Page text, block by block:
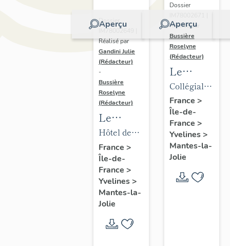
Aperçu
Dossier
IM78002649 |
Réalisé par
Gandini Julie
(Rédacteur)
-
Bussière
Roselyne
(Rédacteur)
Le
mobilier
de l'hôtel
de ville
Hôtel de
ville
France >
Île-de-
France >
Yvelines>
Mantes-la-
Jolie
Aperçu
Dossier
Réalisé par
Bussière
Roselyne
(Rédacteur)
Le
mobilier
de la
collégiale
Collégiale
Notre-
Dame
France >
Île-de-
France >
Yvelines>
Mantes-la-
Jolie